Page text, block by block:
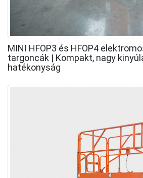
MINI HFOP3 és HFOP4
targoncák | Kompakt, nagy
hatékonyság